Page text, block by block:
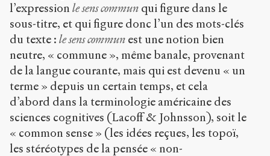
l’expression le sens commun qui figure dans le
sous-titre, et qui figure donc l’un des mots-clés
du texte : lesens commun est une notion bien
neutre, « commune », même banale, provenant
de la langue courante, mais qui est devenu « un
terme » depuis un certain temps, et cela
d’abord dans la terminologie américaine des
sciences cognitives (Lacoff & Johnsson), soit le
« common sense » (les idées reçues, les topoï,
les stéréotypes de la pensée « non-